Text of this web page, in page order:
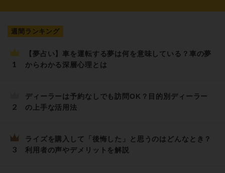
週間ランキング
【夢占い】車を運転する夢は何を意味している？車の夢
からわかる深層心理とは
ディーラーは予約なしでも訪問OK？目的別ディーラー
の上手な活用法
ライズを購入して「後悔した」と思うのはどんなとき？
利用者の声やデメリットを解説